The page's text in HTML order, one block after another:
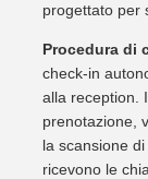
progettato per
Procedura di
check-in
alla reception.
prenotazione,
la scansione
ricevono le